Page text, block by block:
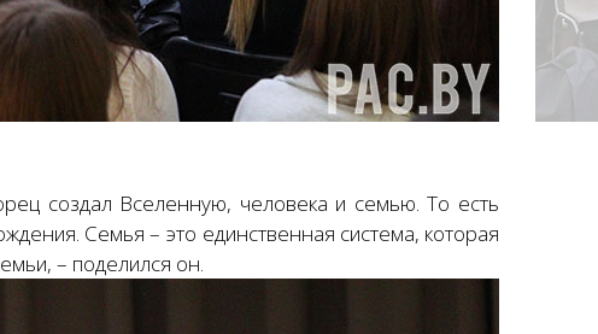
создал Вселенную, человека и семью. То есть
Семья – это единственная система, которая
– поделился он.